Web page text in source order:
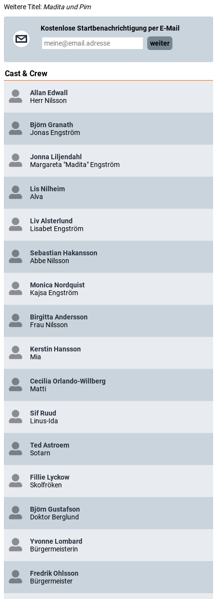
Weitere Titel: Madita und Pim
Kostenlose Startbenachrichtigung per E-Mail
weiter
Cast & Crew
Allan Edwall
Herr Nilsson
Björn Granath
Jonas Engström
Jonna Liljendahl
Margareta "Madita" Engström
Lis Nilheim
Alva
Liv Alsterlund
Lisabet Engström
Sebastian Hakansson
Abbe Nilsson
Monica Nordquist
Kajsa Engström
Birgitta Andersson
Frau Nilsson
Kerstin Hansson
Mia
Cecilia Orlando-Willberg
Matti
Sif Ruud
Linus-Ida
Ted Astroem
Sotarn
Fillie Lyckow
Skolfröken
Björn Gustafson
Doktor Berglund
Yvonne Lombard
Bürgermeisterin
Fredrik Ohlsson
Bürgermeister